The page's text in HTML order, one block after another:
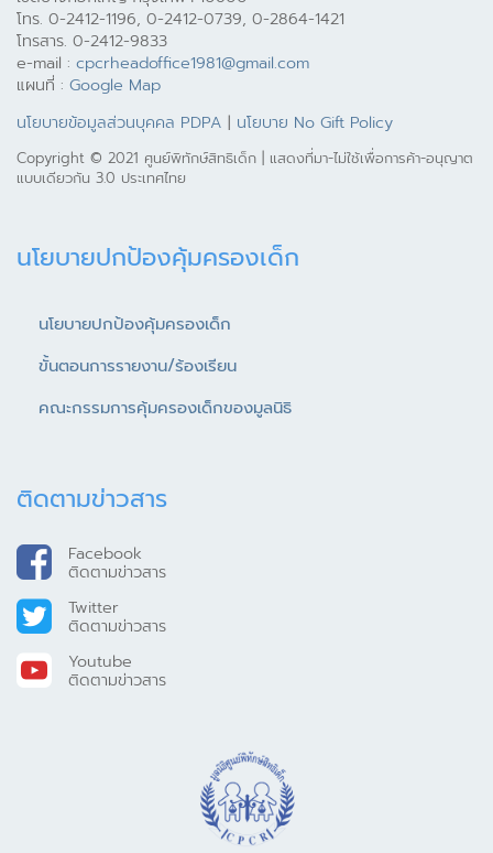
โทร. 0-2412-1196, 0-2412-0739, 0-2864-1421
โทรสาร. 0-2412-9833
e-mail : cpcrheadoffice1981@gmail.com
แผนที่ : Google Map
นโยบายข้อมูลส่วนบุคคล PDPA | นโยบาย No Gift Policy
Copyright © 2021 ศูนย์พิทักษ์สิทธิเด็ก | แสดงที่มา-ไม่ใช้เพื่อการค้า-อนุญาต
แบบเดียวกัน 3.0 ประเทศไทย
นโยบายปกป้องคุ้มครองเด็ก
นโยบายปกป้องคุ้มครองเด็ก
ขั้นตอนการรายงาน/ร้องเรียน
คณะกรรมการคุ้มครองเด็กของมูลนิธิ
ติดตามข่าวสาร
Facebook
ติดตามข่าวสาร
Twitter
ติดตามข่าวสาร
Youtube
ติดตามข่าวสาร